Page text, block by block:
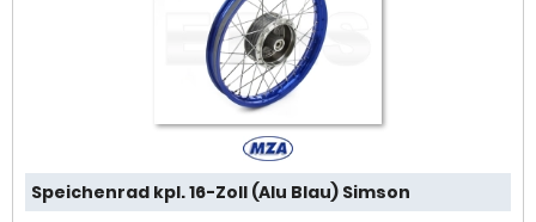
Speichenrad kpl. 16-Zoll (Alu Blau) Simson